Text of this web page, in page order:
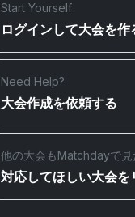
Start Yourself
ログインして大会を作
Need Help?
大会作成を依頼する
他の大会もMatchdayで見
対応してほしい大会を